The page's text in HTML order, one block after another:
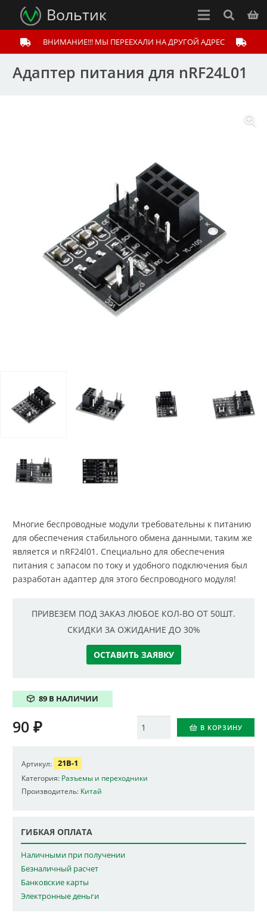
Вольтик
ВНИМАНИЕ!!! МЫ ПЕРЕЕХАЛИ НА ДРУГОЙ АДРЕС
Адаптер питания для nRF24L01
Многие беспроводные модули требовательны к питанию
для обеспечения стабильного обмена данными, таким же
является и nRF24l01. Специально для обеспечения
питания с запасом по току и удобного подключения был
разработан адаптер для этого беспроводного модуля!
ПРИВЕЗЕМ ПОД ЗАКАЗ ЛЮБОЕ КОЛ-ВО ОТ 50ШТ.
СКИДКИ ЗА ОЖИДАНИЕ ДО 30%
ОСТАВИТЬ ЗАЯВКУ
89 В НАЛИЧИИ
Количество В КОРЗИНУ
90 ₽
Артикул: 21B-1
Категория: Разъемы и переходники
Производитель: Китай
ГИБКАЯ ОПЛАТА
Наличными при получении
Безналичный расчет
Банковские карты
Электронные деньги